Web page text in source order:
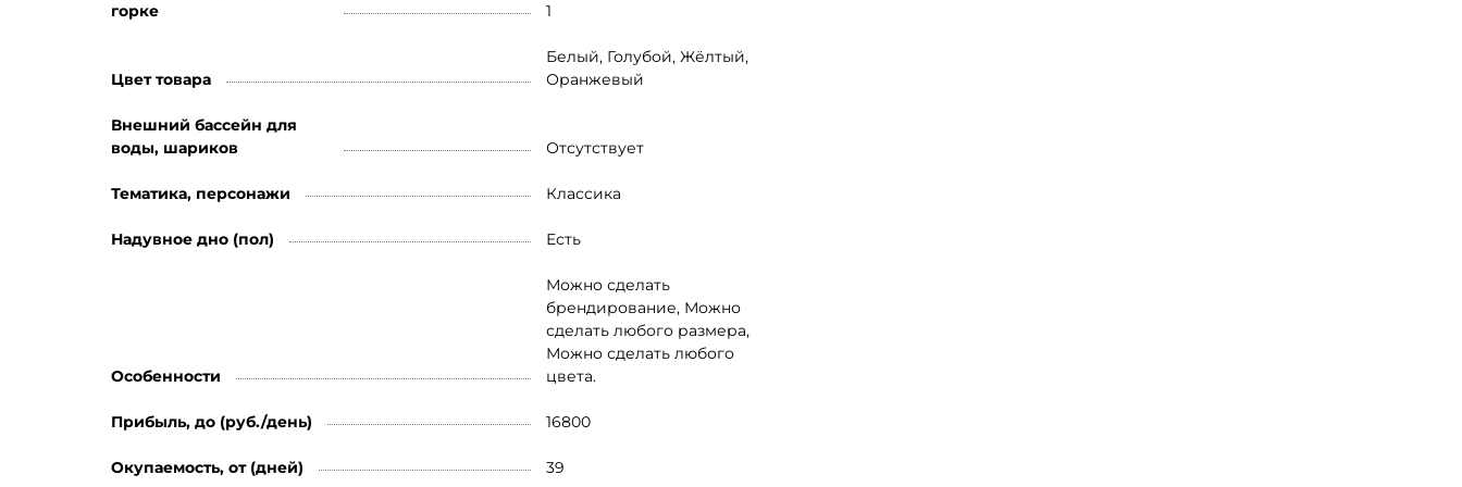
горке
1
Цвет товара
Белый, Голубой, Жёлтый,
Оранжевый
Внешний бассейн для
воды, шариков
Отсутствует
Тематика, персонажи Классика
Надувное дно (пол) Есть
Особенности
Можно сделать
брендирование, Можно
сделать любого размера,
Можно сделать любого
цвета.
Прибыль, до (руб./день) 16800
Окупаемость, от (дней) 39